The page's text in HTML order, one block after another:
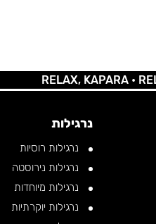
RELAX, KAPARA •RELAX,
נרגילות
נרגילות רוסיות
נרגילות נירוסטה
נרגילות מיוחדות
נרגילות יוקרתיות